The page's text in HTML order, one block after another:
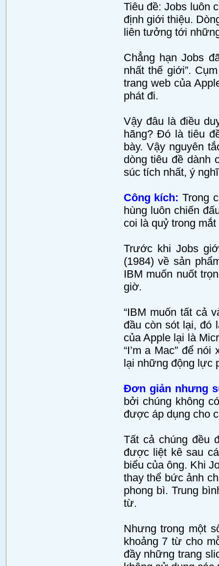
Tiêu đề: Jobs luôn
định giới thiệu.
liên tưởng tới
Chẳng hạn Jobs
nhất thế giới”.
trang web của
phát đi.
Vậy đâu là điều
hãng? Đó là tiêu
bày. Vậy nguyên
dòng tiêu đề dành
súc tích nhất, ý
Công kích: Trong
hùng luôn chiến
coi là quỷ trong
Trước khi Jobs
(1984) về sản
IBM muốn nuốt
giờ.
“IBM muốn tất cả
đầu còn sót lại, đó
của Apple lại là
“I’m a Mac” để
lại những động lực
Đơn giản nhưng
bởi chúng không
được áp dụng cho
Tất cả chúng đều
được liệt kê sau
biểu của ông. Khi
thay thể bức ảnh
phong bì. Trung
từ.
Nhưng trong một
khoảng 7 từ cho
đầy những trang